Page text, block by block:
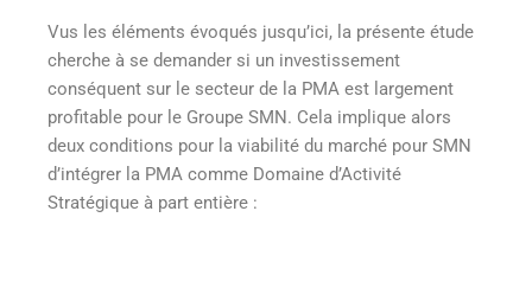
Vus les éléments évoqués jusqu’ici, la présente étude
cherche à se demander si un investissement
conséquent sur le secteur de la PMA est largement
profitable pour le Groupe SMN. Cela implique alors
deux conditions pour la viabilité du marché pour SMN
d’intégrer la PMA comme Domaine d’Activité
Stratégique à part entière :